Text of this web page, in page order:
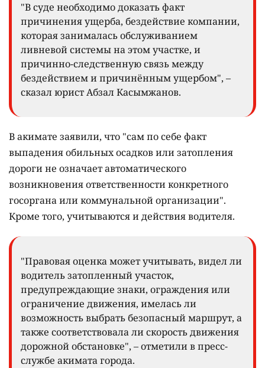
"В суде необходимо доказать факт
причинения ущерба, бездействие компании,
которая занималась обслуживанием
ливневой системы на этом участке, и
причинно-следственную связь между
бездействием и причинённым ущербом", –
сказал юрист Абзал Касымжанов.
В акимате заявили, что "сам по себе факт
выпадения обильных осадков или затопления
дороги не означает автоматического
возникновения ответственности конкретного
госоргана или коммунальной организации".
Кроме того, учитываются и действия водителя.
"Правовая оценка может учитывать, видел ли
водитель затопленный участок,
предупреждающие знаки, ограждения или
ограничение движения, имелась ли
возможность выбрать безопасный маршрут, а
также соответствовала ли скорость движения
дорожной обстановке", – отметили в пресс-
службе акимата города.